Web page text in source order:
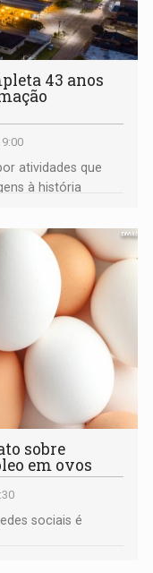
43 anos
atividades que
à história
sobre
em ovos
sociais é